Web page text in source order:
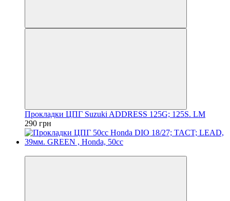
Прокладки ЦПГ Suzuki ADDRESS 125G; 125S. LM
290 грн